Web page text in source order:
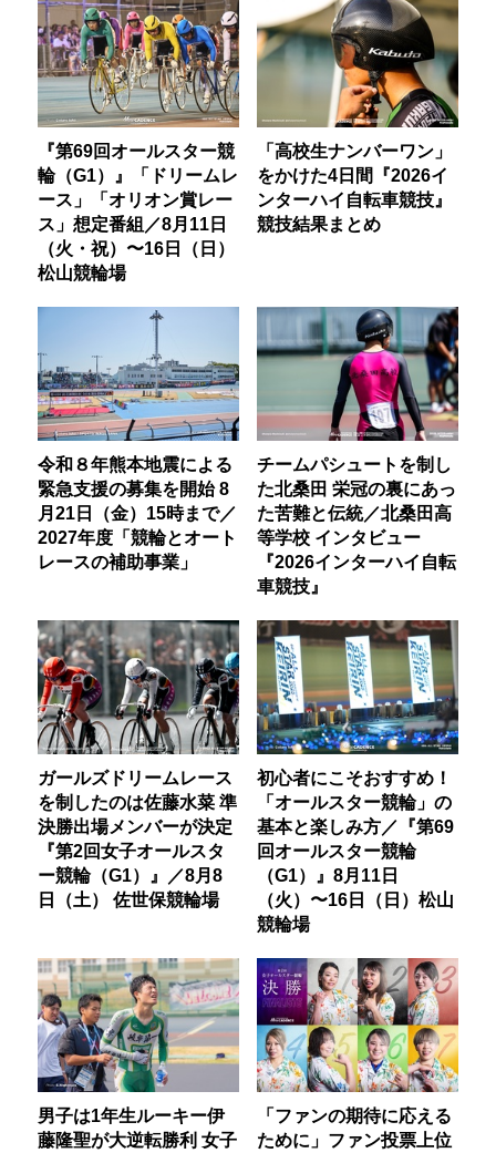
『第69回オールスター競
輪（G1）』「ドリームレ
ース」「オリオン賞レー
ス」想定番組／8月11日
（火・祝）〜16日（日）
松山競輪場
「高校生ナンバーワン」
をかけた4日間『2026イ
ンターハイ自転車競技』
競技結果まとめ
令和８年熊本地震による
緊急支援の募集を開始 8
月21日（金）15時まで／
2027年度「競輪とオート
レースの補助事業」
チームパシュートを制し
た北桑田 栄冠の裏にあっ
た苦難と伝統／北桑田高
等学校 インタビュー
『2026インターハイ自転
車競技』
ガールズドリームレース
を制したのは佐藤水菜 準
決勝出場メンバーが決定
『第2回女子オールスタ
ー競輪（G1）』／8月8
日（土） 佐世保競輪場
初心者にこそおすすめ！
「オールスター競輪」の
基本と楽しみ方／『第69
回オールスター競輪
（G1）』8月11日
（火）〜16日（日）松山
競輪場
男子は1年生ルーキー伊
藤隆聖が大逆転勝利 女子
「ファンの期待に応える
ために」ファン投票上位